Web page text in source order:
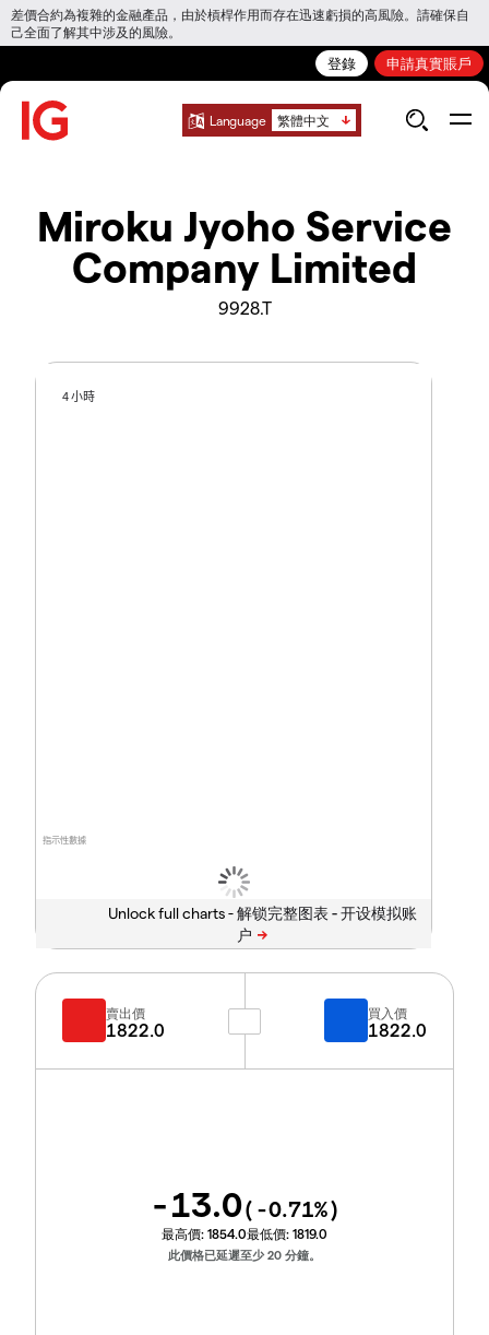
差價合約為複雜的金融產品，由於槓桿作用而存在迅速虧損的高風險。請確保自
己全面了解其中涉及的風險。
登錄 申請真實賬戶
Language 繁體中文
Miroku Jyoho Service
Company Limited
9928.T
指示性數據
4 小時
Unlock full charts -
賣出價
1822.0
買入價
1822.0
-13.0( -0.71%)
最高價: 1854.0最低價: 1819.0
此價格已延遲至少 20 分鐘。